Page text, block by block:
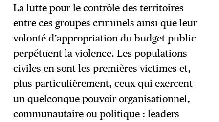
La lutte pour le contrôle des territoires
entre ces groupes criminels ainsi que leur
volonté d’appropriation du budget public
perpétuent la violence. Les populations
civiles en sont les premières victimes et,
plus particulièrement, ceux qui exercent
un quelconque pouvoir organisationnel,
communautaire ou politique : leaders